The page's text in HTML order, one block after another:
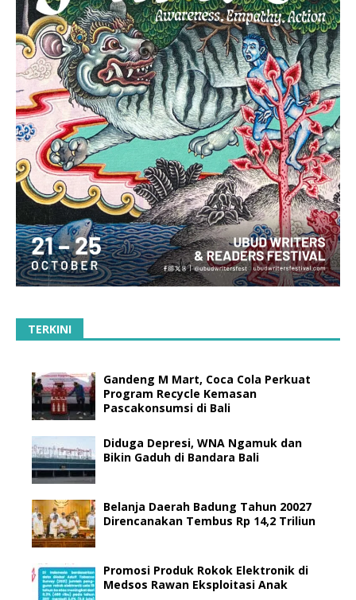
TERKINI
Gandeng M Mart, Coca Cola Perkuat
Program Recycle Kemasan
Pascakonsumsi di Bali
Diduga Depresi, WNA Ngamuk dan
Bikin Gaduh di Bandara Bali
Belanja Daerah Badung Tahun 20027
Direncanakan Tembus Rp 14,2 Triliun
Promosi Produk Rokok Elektronik di
Medsos Rawan Eksploitasi Anak